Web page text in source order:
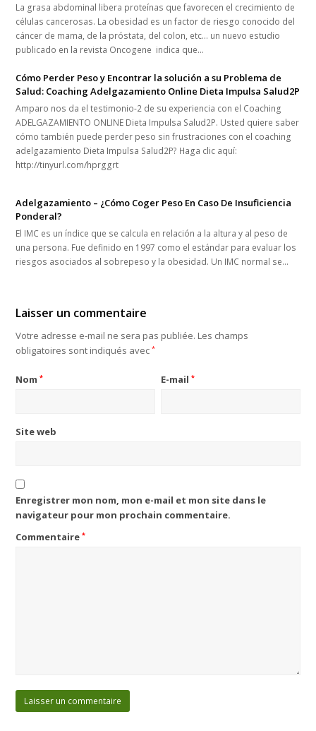
La grasa abdominal libera proteínas que favorecen el crecimiento de
células cancerosas. La obesidad es un factor de riesgo conocido del
cáncer de mama, de la próstata, del colon, etc… un nuevo estudio
publicado en la revista Oncogene indica que…
Cómo Perder Peso y Encontrar la solución a su Problema de
Salud: Coaching Adelgazamiento Online Dieta Impulsa Salud2P
Amparo nos da el testimonio-2 de su experiencia con el Coaching
ADELGAZAMIENTO ONLINE Dieta Impulsa Salud2P. Usted quiere saber
cómo también puede perder peso sin frustraciones con el coaching
adelgazamiento Dieta Impulsa Salud2P? Haga clic aquí:
http://tinyurl.com/hprggrt
Adelgazamiento – ¿Cómo Coger Peso En Caso De Insuficiencia
Ponderal?
El IMC es un índice que se calcula en relación a la altura y al peso de
una persona. Fue definido en 1997 como el estándar para evaluar los
riesgos asociados al sobrepeso y la obesidad. Un IMC normal se…
Laisser un commentaire
Votre adresse e-mail ne sera pas publiée. Les champs
obligatoires sont indiqués avec*
Nom* E-mail*
Site web
Enregistrer mon nom, mon e-mail et mon site dans le
navigateur pour mon prochain commentaire.
Commentaire*